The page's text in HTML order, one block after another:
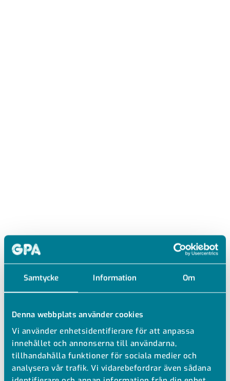
Samtycke Information Om
Denna webbplats använder cookies
Vi använder enhetsidentifierare för att anpassa
innehållet och annonserna till användarna,
tillhandahålla funktioner för sociala medier och
analysera vår trafik. Vi vidarebefordrar även sådana
PENDELSKENA Z4
3000 MM
Flera bärok kan monteras på samma pendel
Kapmärken c-c 100 mm
10 st/förp